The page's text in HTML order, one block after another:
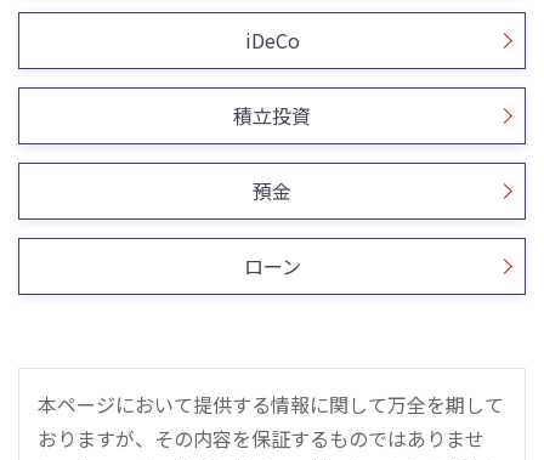
iDeCo
積立投資
預金
ローン
本ページにおいて提供する情報に関して万全を期して
おりますが、その内容を保証するものではありませ